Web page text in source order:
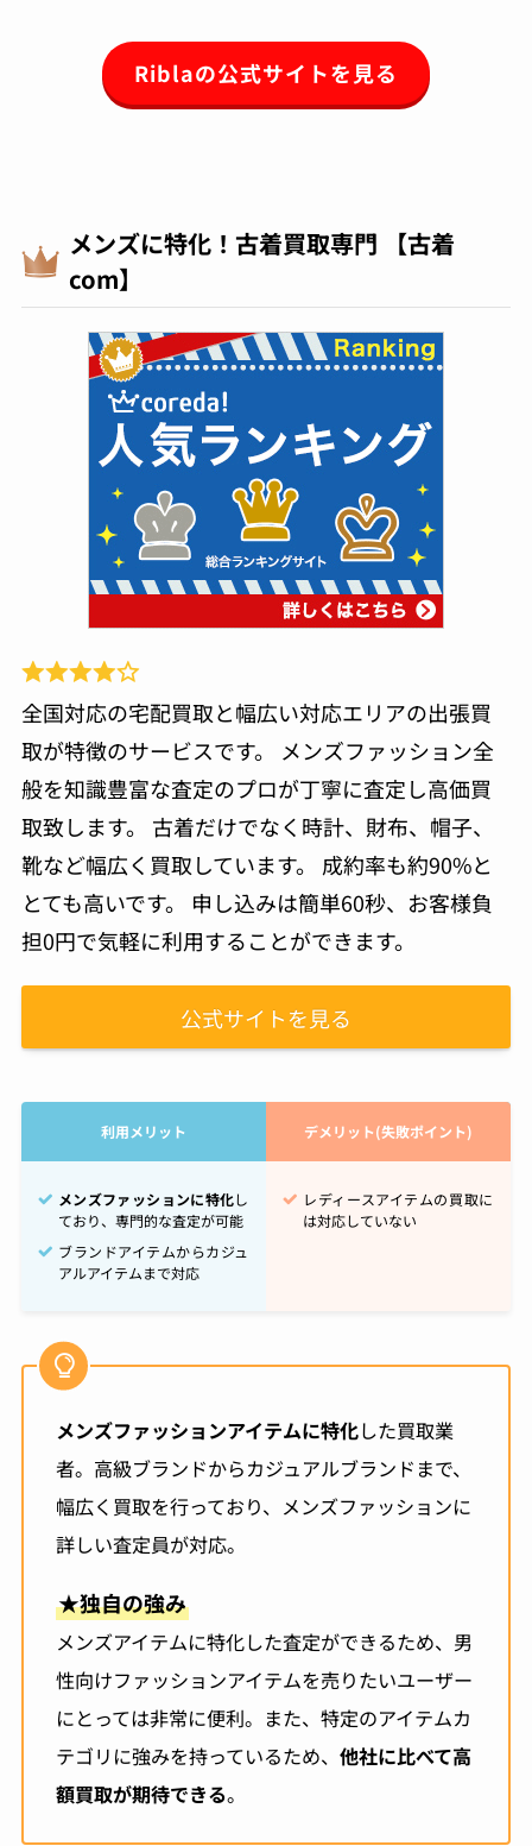
Riblaの公式サイトを見る
メンズに特化！古着買取専門 【古着
com】
全国対応の宅配買取と幅広い対応エリアの出張買
取が特徴のサービスです。 メンズファッション全
般を知識豊富な査定のプロが丁寧に査定し高価買
取致します。 古着だけでなく時計、財布、帽子、
靴など幅広く買取しています。 成約率も約90%と
とても高いです。 申し込みは簡単60秒、お客様負
担0円で気軽に利用することができます。
公式サイトを見る
利用メリット デメリット(失敗ポイント)
メンズファッションに特化し
ており、専門的な査定が可能
ブランドアイテムからカジュ
アルアイテムまで対応
レディースアイテムの買取に
は対応していない
メンズファッションアイテムに特化した買取業
者。高級ブランドからカジュアルブランドまで、
幅広く買取を行っており、メンズファッションに
詳しい査定員が対応。
★独自の強み
メンズアイテムに特化した査定ができるため、男
性向けファッションアイテムを売りたいユーザー
にとっては非常に便利。また、特定のアイテムカ
テゴリに強みを持っているため、 他社に比べて高
額買取が期待できる。